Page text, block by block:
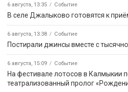
6 августа, 13:35 Событие
В селе Джалыково готовятся к
6 августа, 13:38 Событие
Постирали джинсы вместе с
6 августа, 15:09 Событие
На фестивале лотосов в Калмыкии
театрализованный пролог